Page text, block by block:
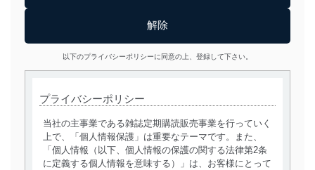
以下のプライバシーポリシーに同意の上、登録して下さい。
プライバシーポリシー
当社の主事業である雑誌定期購読販売事業を行っていく
上で、「個人情報保護」は重要なテーマです。また、
「個人情報（以下、個人情報の保護の関する法律第2条
に定義する個人情報を意味する）」は、お客様にとって